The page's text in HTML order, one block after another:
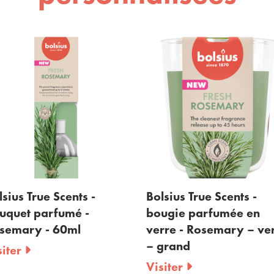
Bolsius True Scents -
bougie parfumée en
verre - Rosemary – vert
– grand
Bolsius True Scents -
bougie parfumée en
verre - Rosemary –
– petit
Visiter